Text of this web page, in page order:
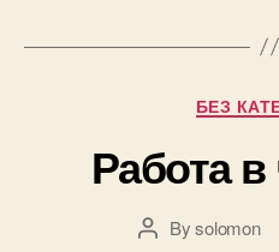
БЕЗ
Работа
PostBysolomon